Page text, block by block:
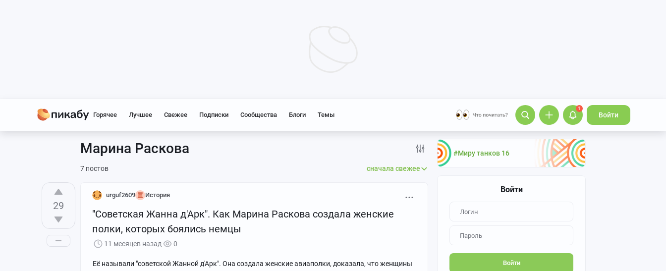
Горячее Лучшее Свежее Подписки Сообщества Блоги Темы
1
Войти
#Миру танков 16
Войти
Войти
Марина Раскова
7 постов сначала свежее
29
urguf2609 История
"Советская Жанна д'Арк". Как Марина Раскова создала женские
полки, которых боялись немцы
11 месяцев назад 0
Её называли "советской Жанной д'Арк". Она создала женские авиаполки, доказала, что женщины